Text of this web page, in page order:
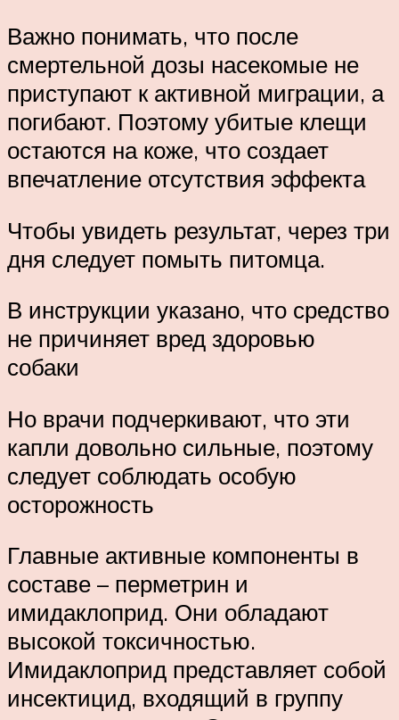
Важно понимать, что после
смертельной дозы насекомые не
приступают к активной миграции, а
погибают. Поэтому убитые клещи
остаются на коже, что создает
впечатление отсутствия эффекта
Чтобы увидеть результат, через три
дня следует помыть питомца.
В инструкции указано, что средство
не причиняет вред здоровью
собаки
Но врачи подчеркивают, что эти
капли довольно сильные, поэтому
следует соблюдать особую
осторожность
Главные активные компоненты в
составе – перметрин и
имидаклоприд. Они обладают
высокой токсичностью.
Имидаклоприд представляет собой
инсектицид, входящий в группу